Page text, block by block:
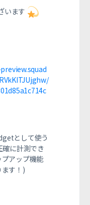
います
として使う
に計測でき
アップ機能
す！)